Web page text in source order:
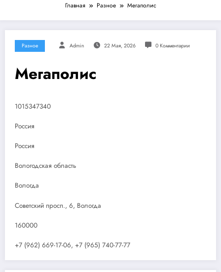
Главная Разное Мегаполис
Разное Admin 22 Мая, 2026 0 Комментарии
Мегаполис
1015347340
Россия
Россия
Вологодская область
Вологда
Советский просп., 6, Вологда
160000
+7 (962) 669-17-06, +7 (965) 740-77-77